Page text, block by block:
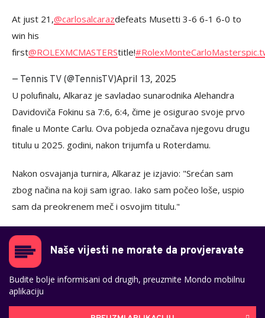
At just 21,@carlosalcarazdefeats Musetti 3-6 6-1 6-0 to
win his
first@ROLEXMCMASTERStitle!#RolexMonteCarloMasters
— Tennis TV (@TennisTV)April 13, 2025
U polufinalu, Alkaraz je savladao sunarodnika Alehandra
Davidoviča Fokinu sa 7:6, 6:4, čime je osigurao svoje prvo
finale u Monte Carlu. Ova pobjeda označava njegovu drugu
titulu u 2025. godini, nakon trijumfa u Roterdamu. ​
Nakon osvajanja turnira, Alkaraz je izjavio: "Srećan sam
zbog načina na koji sam igrao. Iako sam počeo loše, uspio
sam da preokrenem meč i osvojim titulu."
Naše vijesti ne morate da provjeravate
Budite bolje informisani od drugih, preuzmite Mondo mobilnu
aplikaciju